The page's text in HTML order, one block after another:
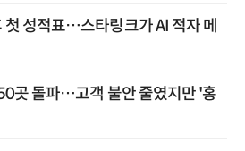
첫 성적표…스타링크가 AI 적자 메
곳 돌파…고객 불안 줄였지만 '홍